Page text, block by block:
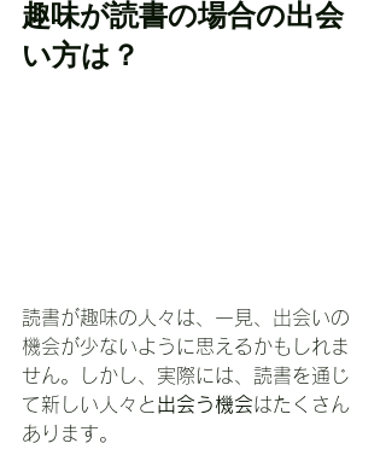
趣味が読書の場合の出会
い方は？
読書が趣味の人々は、一見、出会いの
機会が少ないように思えるかもしれま
せん。しかし、実際には、読書を通じ
て新しい人々と 出会う機会はたくさん
あります。